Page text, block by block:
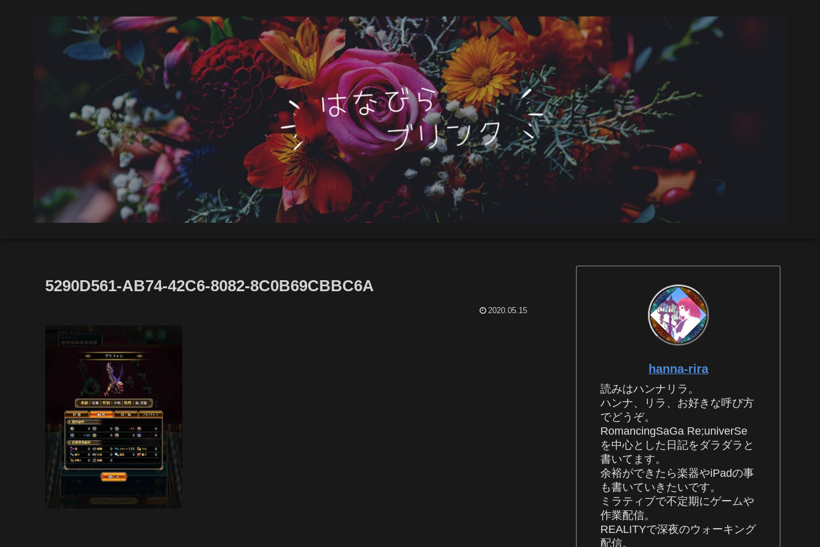
5290D561-AB74-42C6-8082-8C0B69CBBC6A
2020.05.15
hanna-rira
読みはハンナリラ。
ハンナ、リラ、お好きな呼び方
でどうぞ。
RomancingSaGa Re;univerSe
を中心とした日記をダラダラと
書いてます。
余裕ができたら楽器やiPadの事
も書いていきたいです。
ミラティブで不定期にゲームや
作業配信。
REALITYで深夜のウォーキング
配信。